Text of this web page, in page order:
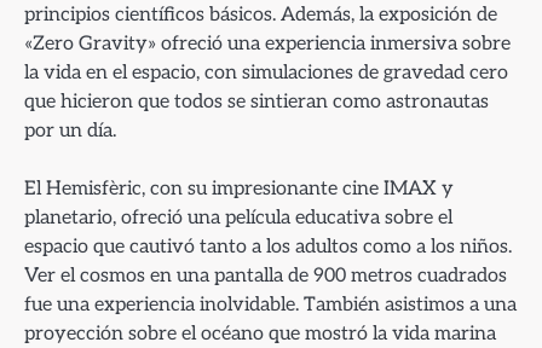
principios científicos básicos. Además, la exposición de
«Zero Gravity» ofreció una experiencia inmersiva sobre
la vida en el espacio, con simulaciones de gravedad cero
que hicieron que todos se sintieran como astronautas
por un día.
El Hemisfèric, con su impresionante cine IMAX y
planetario, ofreció una película educativa sobre el
espacio que cautivó tanto a los adultos como a los niños.
Ver el cosmos en una pantalla de 900 metros cuadrados
fue una experiencia inolvidable. También asistimos a una
proyección sobre el océano que mostró la vida marina